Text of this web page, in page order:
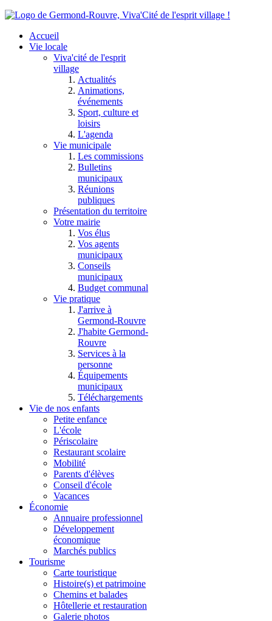
Accueil
Vie locale
Viva'cité de l'esprit
village
Actualités
Animations,
événements
Sport, culture et
loisirs
L'agenda
Vie municipale
Les commissions
Bulletins
municipaux
Réunions
publiques
Présentation du territoire
Votre mairie
Vos élus
Vos agents
municipaux
Conseils
municipaux
Budget communal
Vie pratique
J'arrive à
Germond-Rouvre
J'habite Germond-
Rouvre
Services à la
personne
Équipements
municipaux
Téléchargements
Vie de nos enfants
Petite enfance
L'école
Périscolaire
Restaurant scolaire
Mobilité
Parents d'élèves
Conseil d'école
Vacances
Économie
Annuaire professionnel
Développement
économique
Marchés publics
Tourisme
Carte touristique
Histoire(s) et patrimoine
Chemins et balades
Hôtellerie et restauration
Galerie photos